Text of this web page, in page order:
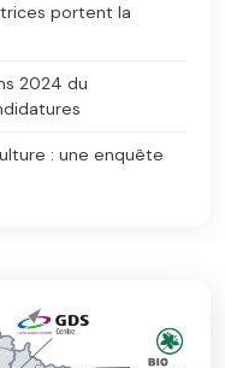
portent la
2024 du
: une enquête